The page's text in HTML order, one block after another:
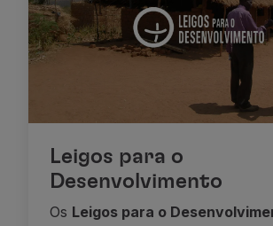
Leigos para o
Desenvolvimento
Os Leigos para o